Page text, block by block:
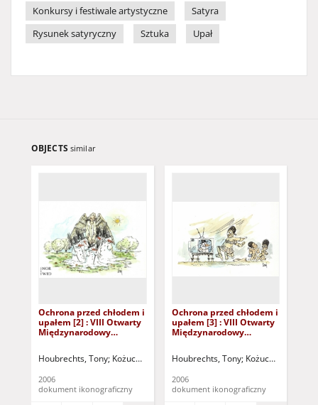
Konkursy i festiwale artystyczne
Satyra
Rysunek satyryczny
Sztuka Upał
OBJECTS similar
Ochrona przed chłodem i
upałem [2] : VIII Otwarty
Międzynarodowy
Houbrechts
Houbrechts, Tony Kożuchowski Ośrodek Kultury i Sportu "Zamek"
2006
dokument ikonograficzny
Ochrona przed chłodem i
upałem [3] : VIII Otwarty
Międzynarodowy
Houbrechts
Houbrechts, Tony Kożuchowski
2006
dokument ikonograficzny